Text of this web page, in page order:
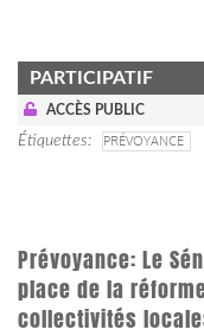
PARTICIPATIF
ACCÈS PUBLIC
Étiquettes PRÉVOYANCE
Prévoyance: Le
place de la
collectivités